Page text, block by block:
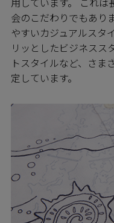
会のこだわりでもあり
やすいカジュアルスタ
リッとしたビジネスス
トスタイルなど、さま
定しています。